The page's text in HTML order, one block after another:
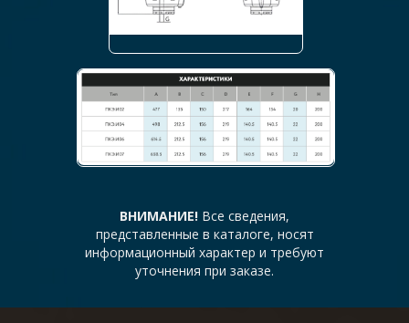
ВНИМАНИЕ! Все сведения,
представленные в каталоге, носят
информационный характер и требуют
уточнения при заказе.